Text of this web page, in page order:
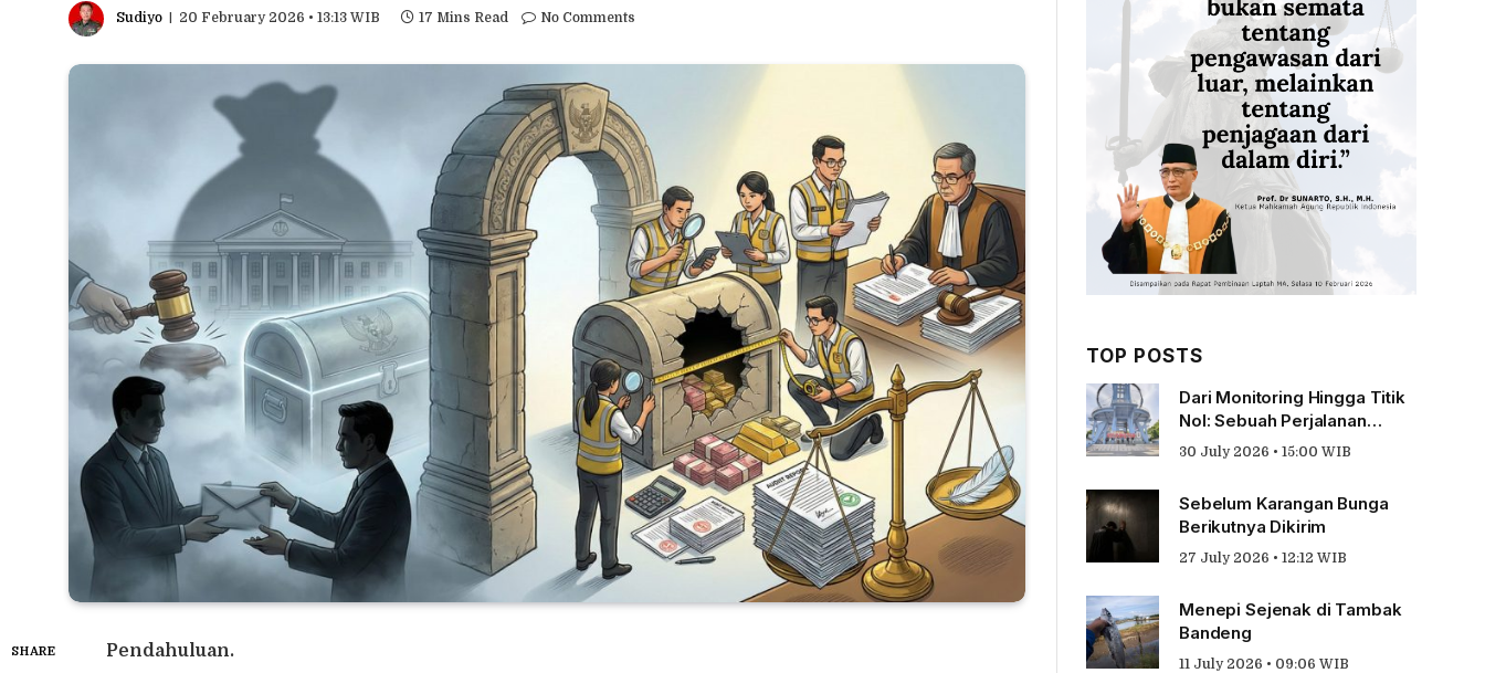
Sudiyo 20 February 2026 • 13:13 WIB 17 Mins Read No Comments
SHARE Pendahuluan.
TOP POSTS
Dari Monitoring Hingga Titik
Nol: Sebuah Perjalanan
Tentang Pengabdian
30 July 2026 • 15:00 WIB
Sebelum Karangan Bunga
Berikutnya Dikirim
27 July 2026 • 12:12 WIB
Menepi Sejenak di Tambak
Bandeng
11 July 2026 • 09:06 WIB